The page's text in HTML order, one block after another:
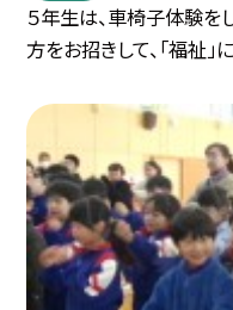
５年生は、車椅子体験を
方をお招きして、「福祉」